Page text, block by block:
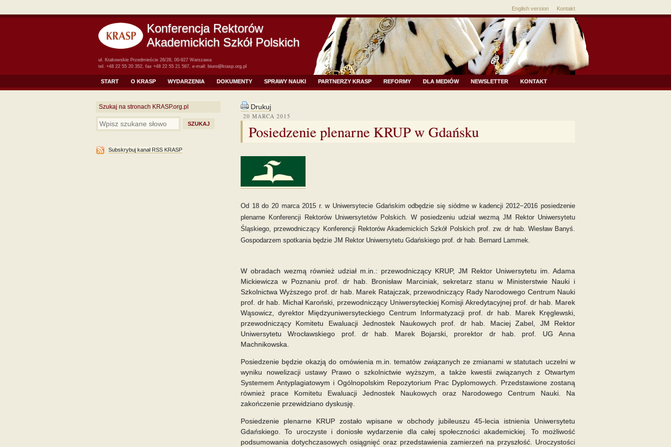
English version Kontakt
Konferencja Rektorów
Akademickich Szkół Polskich
ul. Krakowskie Przedmieście 26/28, 00-927 Warszawa
tel. +48 22 55 20 352, fax +48 22 55 21 567, e-mail: biuro@krasp.org.pl
START O KRASP WYDARZENIA DOKUMENTY SPRAWY NAUKI PARTNERZY KRASP REFORMY DLA MEDIÓW NEWSLETTER KONTAKT
Szukaj na stronach KRASP.org.pl
Subskrybuj kanał RSS KRASP
Drukuj
20 MARCA 2015
Posiedzenie plenarne KRUP w Gdańsku
Od 18 do 20 marca 2015 r. w Uniwersytecie Gdańskim odbędzie się siódme w kadencji 2012−2016 posiedzenie
plenarne Konferencji Rektorów Uniwersytetów Polskich. W posiedzeniu udział wezmą JM Rektor Uniwersytetu
Śląskiego, przewodniczący Konferencji Rektorów Akademickich Szkół Polskich prof. zw. dr hab. Wiesław Banyś.
Gospodarzem spotkania będzie JM Rektor Uniwersytetu Gdańskiego prof. dr hab. Bernard Lammek.
W obradach wezmą również udział m.in.: przewodniczący KRUP, JM Rektor Uniwersytetu im. Adama
Mickiewicza w Poznaniu prof. dr hab. Bronisław Marciniak, sekretarz stanu w Ministerstwie Nauki i
Szkolnictwa Wyższego prof. dr hab. Marek Ratajczak, przewodniczący Rady Narodowego Centrum Nauki
prof. dr hab. Michał Karoński, przewodniczący Uniwersyteckiej Komisji Akredytacyjnej prof. dr hab. Marek
Wąsowicz, dyrektor Międzyuniwersyteckiego Centrum Informatyzacji prof. dr hab. Marek Kręglewski,
przewodniczący Komitetu Ewaluacji Jednostek Naukowych prof. dr hab. Maciej Zabel, JM Rektor
Uniwersytetu Wrocławskiego prof. dr hab. Marek Bojarski, prorektor dr hab. prof. UG Anna
Machnikowska.
Posiedzenie będzie okazją do omówienia m.in. tematów związanych ze zmianami w statutach uczelni w
wyniku nowelizacji ustawy Prawo o szkolnictwie wyższym, a także kwestii związanych z Otwartym
Systemem Antyplagiatowym i Ogólnopolskim Repozytorium Prac Dyplomowych. Przedstawione zostaną
również prace Komitetu Ewaluacji Jednostek Naukowych oraz Narodowego Centrum Nauki. Na
zakończenie przewidziano dyskusję.
Posiedzenie plenarne KRUP zostało wpisane w obchody jubileuszu 45-lecia istnienia Uniwersytetu
Gdańskiego. To uroczyste i doniosłe wydarzenie dla całej społeczności akademickiej. To możliwość
podsumowania dotychczasowych osiągnięć oraz przedstawienia zamierzeń na przyszłość. Uroczystości